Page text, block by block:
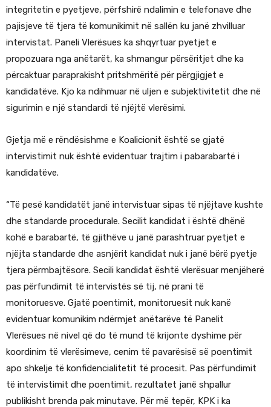
integritetin e pyetjeve, përfshirë ndalimin e telefonave dhe
pajisjeve të tjera të komunikimit në sallën ku janë zhvilluar
intervistat. Paneli Vlerësues ka shqyrtuar pyetjet e
propozuara nga anëtarët, ka shmangur përsëritjet dhe ka
përcaktuar paraprakisht pritshmëritë për përgjigjet e
kandidatëve. Kjo ka ndihmuar në uljen e subjektivitetit dhe në
sigurimin e një standardi të njëjtë vlerësimi.
Gjetja më e rëndësishme e Koalicionit është se gjatë
intervistimit nuk është evidentuar trajtim i pabarabartë i
kandidatëve.
“Të pesë kandidatët janë intervistuar sipas të njëjtave kushte
dhe standarde procedurale. Secilit kandidat i është dhënë
kohë e barabartë, të gjithëve u janë parashtruar pyetjet e
njëjta standarde dhe asnjërit kandidat nuk i janë bërë pyetje
tjera përmbajtësore. Secili kandidat është vlerësuar menjëherë
pas përfundimit të intervistës së tij, në prani të
monitoruesve. Gjatë poentimit, monitoruesit nuk kanë
evidentuar komunikim ndërmjet anëtarëve të Panelit
Vlerësues në nivel që do të mund të krijonte dyshime për
koordinim të vlerësimeve, cenim të pavarësisë së poentimit
apo shkelje të konfidencialitetit të procesit. Pas përfundimit
të intervistimit dhe poentimit, rezultatet janë shpallur
publikisht brenda pak minutave. Për më tepër, KPK i ka